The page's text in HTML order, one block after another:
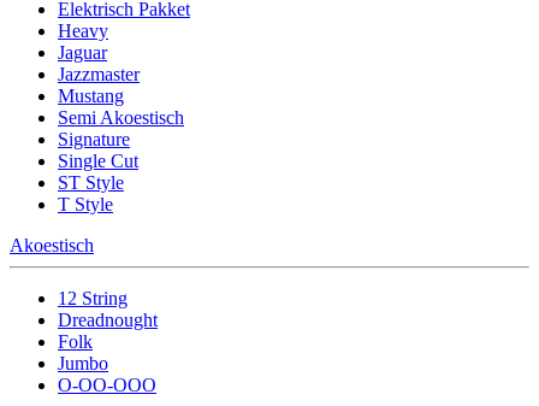
Elektrisch Pakket
Heavy
Jaguar
Jazzmaster
Mustang
Semi Akoestisch
Signature
Single Cut
ST Style
T Style
Akoestisch
12 String
Dreadnought
Folk
Jumbo
O-OO-OOO